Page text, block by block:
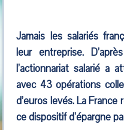
Jamais les salariés
leur entreprise.
l’actionnariat salarié a
avec 43 opérations
d’euros levés. La
ce dispositif d’épargne